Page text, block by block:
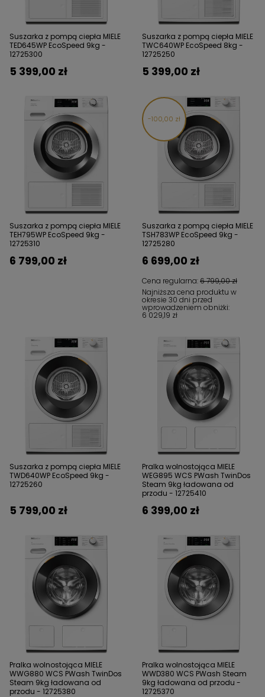
Suszarka z pompą ciepła MIELE
TED645WP EcoSpeed 9kg -
12725300
5 399,00 zł
Suszarka z pompą ciepła MIELE
TWC640WP EcoSpeed 8kg -
12725250
5 399,00 zł
Suszarka z pompą ciepła MIELE
TEH795WP EcoSpeed 9kg -
12725310
6 799,00 zł
100,00 zł
Suszarka z pompą ciepła MIELE
TSH783WP EcoSpeed 9kg -
12725280
Cena regularna:6 799,00 zł
6 699,00 zł
Najniższa cena produktu w
okresie 30 dni przed
wprowadzeniem obniżki:
6 029,19 zł
Suszarka z pompą ciepła MIELE
TWD640WP EcoSpeed 9kg -
12725260
5 799,00 zł
Pralka wolnostojąca MIELE
WEG895 WCS PWash TwinDos
Steam 9kg ładowana od
przodu - 12725410
6 399,00 zł
Pralka wolnostojąca MIELE
WWG880 WCS PWash TwinDos
Steam 9kg ładowana od
przodu - 12725380
Pralka wolnostojąca MIELE
WWD380 WCS PWash Steam
9kg ładowana od przodu -
12725370​